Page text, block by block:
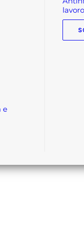
lavoro